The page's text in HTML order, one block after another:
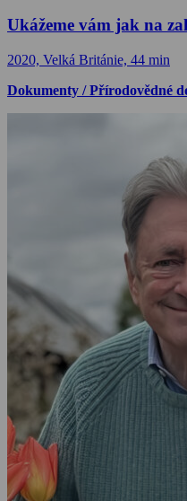
Ukážeme vám jak na
2020, Velká Británie, 44 min
Dokumenty / Přírodovědné